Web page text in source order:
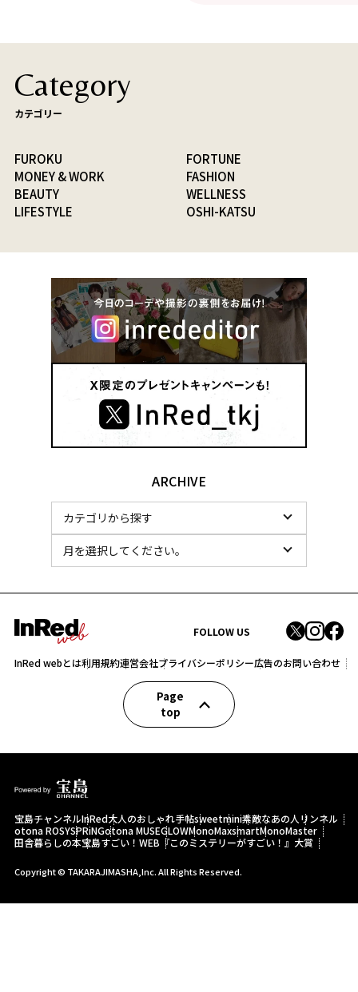
Category
カテゴリー
FUROKU
FORTUNE
MONEY & WORK
FASHION
BEAUTY
WELLNESS
LIFESTYLE
OSHI-KATSU
ARCHIVE
FOLLOW US
InRed webとは利用規約運営会社プライバシーポリシー広告のお問い合わせ
Page
top
宝島チャンネルInRed大人のおしゃれ手帖sweetmini素敵なあの人 リンネル
otona ROSYSPRiNGotona MUSEGLOWMonoMaxsmartMonoMaster
田舎暮らしの本宝島すごい！WEB 『このミステリーがすごい！』大賞
Copyright © TAKARAJIMASHA,Inc. All Rights Reserved.